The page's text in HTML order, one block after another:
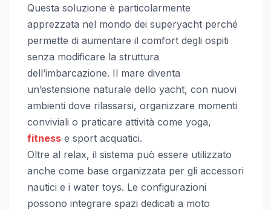
Questa soluzione è particolarmente
apprezzata nel mondo dei superyacht perché
permette di aumentare il comfort degli ospiti
senza modificare la struttura
dell’imbarcazione. Il mare diventa
un’estensione naturale dello yacht, con nuovi
ambienti dove rilassarsi, organizzare momenti
conviviali o praticare attività come yoga,
fitness e sport acquatici.
Oltre al relax, il sistema può essere utilizzato
anche come base organizzata per gli accessori
nautici e i water toys. Le configurazioni
possono integrare spazi dedicati a moto